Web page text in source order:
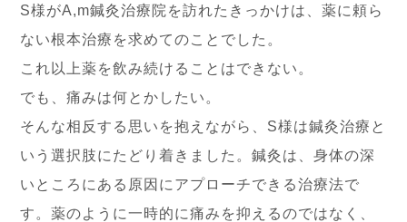
S様がA,m鍼灸治療院を訪れたきっかけは、薬に頼ら
ない根本治療を求めてのことでした。
これ以上薬を飲み続けることはできない。
でも、痛みは何とかしたい。
そんな相反する思いを抱えながら、S様は鍼灸治療と
いう選択肢にたどり着きました。鍼灸は、身体の深
いところにある原因にアプローチできる治療法で
す。薬のように一時的に痛みを抑えるのではなく、